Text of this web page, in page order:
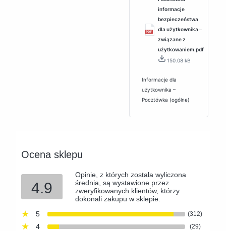
informacje
bezpieczeństwa
dla użytkownika ‒
związane z
użytkowaniem.pdf
150.08 kB
Informacje dla
użytkownika –
Pocztówka (ogólne)
Ocena sklepu
4.9
Opinie, z których została wyliczona
średnia, są wystawione przez
zweryfikowanych klientów, którzy
dokonali zakupu w sklepie.
5
(312)
4 (29)